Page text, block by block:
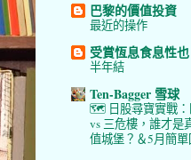
巴黎的價值投資
最近的操作
受賞恆息食息性也
半年結
Ten-Bagger 雪球
🗺️ 日股尋寶實戰：
vs 三危樓，誰才是
值城堡？＆5月簡